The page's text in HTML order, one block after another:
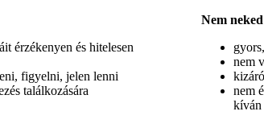
érzékenyen és hitelesen
figyelni, jelen lenni
találkozására
Nem
nem
nem
kíván